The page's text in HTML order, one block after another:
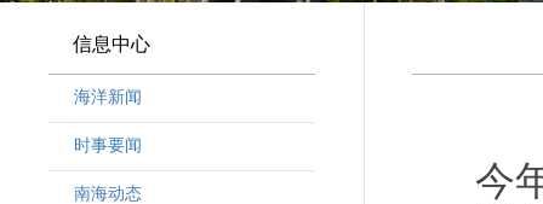
信息中心
海洋新闻
时事要闻
南海动态
今